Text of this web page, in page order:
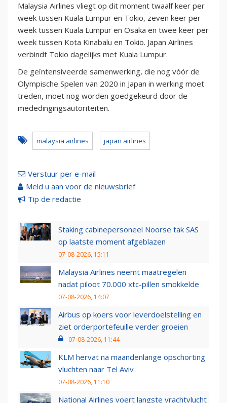
Malaysia Airlines vliegt op dit moment twaalf keer per
week tussen Kuala Lumpur en Tokio, zeven keer per
week tussen Kuala Lumpur en Osaka en twee keer per
week tussen Kota Kinabalu en Tokio. Japan Airlines
verbindt Tokio dagelijks met Kuala Lumpur.
De geïntensiveerde samenwerking, die nog vóór de
Olympische Spelen van 2020 in Japan in werking moet
treden, moet nog worden goedgekeurd door de
mededingingsautoriteiten.
malaysia airlines japan airlines
Verstuur per e-mail
Meld u aan voor de nieuwsbrief
Tip de redactie
Staking cabinepersoneel Noorse tak SAS
op laatste moment afgeblazen
07-08-2026, 15:11
Malaysia Airlines neemt maatregelen
nadat piloot 70.000 xtc-pillen smokkelde
07-08-2026, 14:07
Airbus op koers voor leverdoelstelling en
ziet orderportefeuille verder groeien
07-08-2026, 11:44
KLM hervat na maandenlange opschorting
vluchten naar Tel Aviv
07-08-2026, 11:10
National Airlines voert langste vrachtvlucht